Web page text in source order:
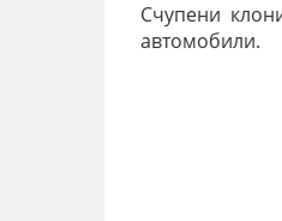
Счупени
автомобили.